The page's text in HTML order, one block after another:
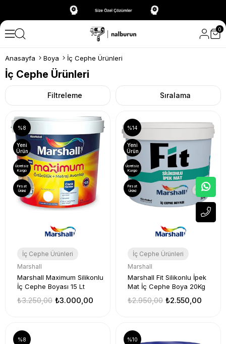
0
Anasayfa Boya İç Cephe Ürünleri
İç Cephe Ürünleri
Filtreleme Sıralama
İç Cephe Ürünleri
Marshall
Marshall Maximum Silikonlu
İç Cephe Boyası 15 Lt
₺3.000,00
₺3.250,00
%8
Yeni
Ürün
Ücretsiz
Kargo
Fırsat
Ürünü
İç Cephe Ürünleri
Marshall
Marshall Fit Silikonlu İpek
Mat İç Cephe Boya 20Kg
₺2.550,00
₺2.950,00
%14
Yeni
Ürün
Ücretsiz
Kargo
Fırsat
Ürünü
%8 %10